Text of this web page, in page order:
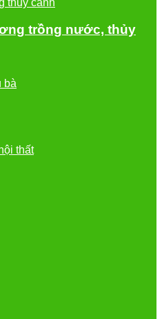
trồng nước, thủy